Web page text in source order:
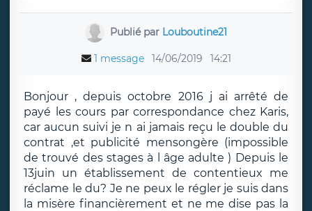
Publié par Louboutine21
1 message 14/06/2019 14:21
Bonjour , depuis octobre 2016 j ai arrêté de
payé les cours par correspondance chez Karis,
car aucun suivi je n ai jamais reçu le double du
contrat ,et publicité mensongère (impossible
de trouvé des stages à l âge adulte ) Depuis le
13juin un établissement de contentieux me
réclame le du? Je ne peux le régler je suis dans
la misère financièrement et ne me dise pas la